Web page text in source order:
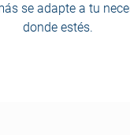
se adapte a tu
donde estés.